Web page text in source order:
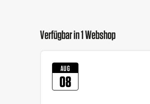
Verfügbar in 1 Webshop
AUG
08